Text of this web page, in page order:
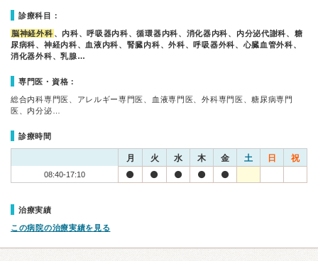
診療科目：
脳神経外科 、内科、呼吸器内科、循環器内科、消化器内科、内分泌代謝科、糖
尿病科、神経内科、血液内科、腎臓内科、外科、呼吸器外科、心臓血管外科、
消化器外科、乳腺…
専門医・資格：
総合内科専門医、アレルギー専門医、血液専門医、外科専門医、糖尿病専門
医、内分泌…
診療時間
月 火 水 木 金 土 日 祝
08:40-17:10
治療実績
この病院の治療実績を見る